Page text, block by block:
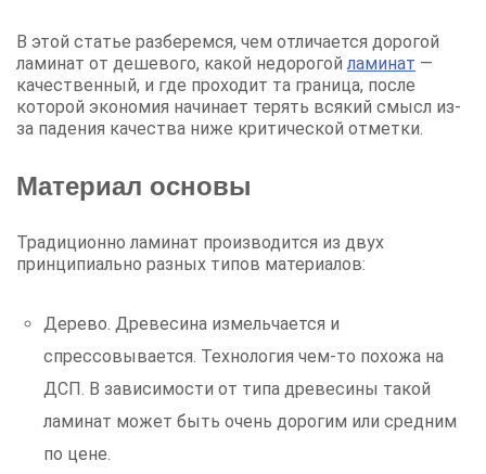
В этой статье разберемся, чем отличается дорогой
ламинат от дешевого, какой недорогойламинат —
качественный, и где проходит та граница, после
которой экономия начинает терять всякий смысл из-
за падения качества ниже критической отметки.
Материал основы
Традиционно ламинат производится из двух
принципиально разных типов материалов:
Дерево. Древесина измельчается и
спрессовывается. Технология чем-то похожа на
ДСП. В зависимости от типа древесины такой
ламинат может быть очень дорогим или средним
по цене.